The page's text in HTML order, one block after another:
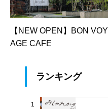
【NEW OPEN】BON VOY
AGE CAFE
ランキング
1